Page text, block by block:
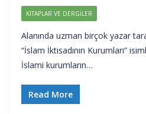
KITAPLAR VE DERGILER
Alanında uzman birçok yazar
“İslam İktisadının Kurumları”
İslami kurumların…
Read More